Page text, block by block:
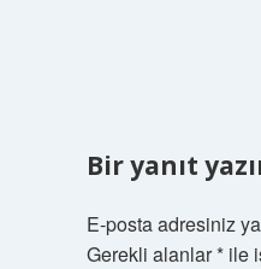
Bir yanıt
E-posta adresiniz
Gerekli alanlar*ile